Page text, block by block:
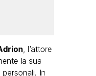
, l’attore
la sua
In